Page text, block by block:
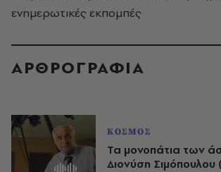
ενημερωτικές εκπομπές
ΑΡΘΡΟΓΡΑΦΙΑ
ΚΟΣΜΟΣ
Τα μονοπάτια των
Διονύση Σιμόπουλου